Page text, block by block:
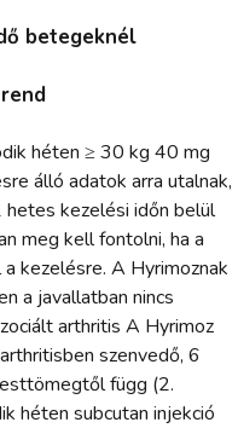
betegeknél
héten ≥ 30 kg 40 mg
álló adatok arra utalnak,
hetes kezelési időn belül
meg kell fontolni, ha a
kezelésre. A Hyrimoznak
a javallatban nincs
arthritis A Hyrimoz
szenvedő, 6
függ (2.
héten subcutan injekció